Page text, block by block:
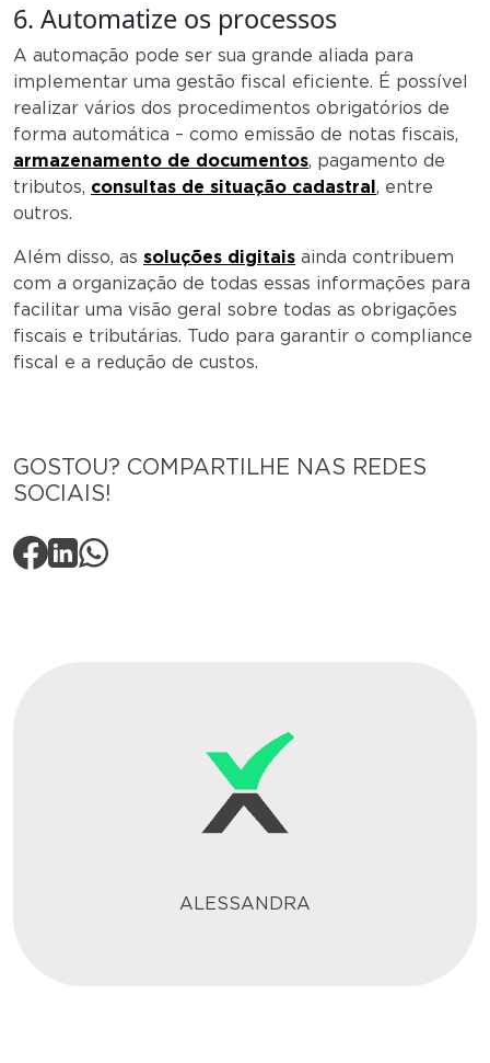
6. Automatize os processos
A automação pode ser sua grande aliada para
implementar uma gestão fiscal eficiente. É possível
realizar vários dos procedimentos obrigatórios de
forma automática – como emissão de notas fiscais,
armazenamento de documentos, pagamento de
tributos, consultas de situação cadastral , entre
outros.
Além disso, as soluções digitais ainda contribuem
com a organização de todas essas informações para
facilitar uma visão geral sobre todas as obrigações
fiscais e tributárias. Tudo para garantir o compliance
fiscal e a redução de custos.
GOSTOU? COMPARTILHE NAS REDES
SOCIAIS!
ALESSANDRA